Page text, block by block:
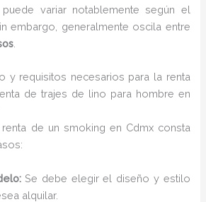
variar notablemente según el
embargo, generalmente oscila entre
y requisitos necesarios para la renta
de trajes de lino para hombre en
de un smoking en Cdmx consta
Se debe elegir el diseño y estilo
alquilar.